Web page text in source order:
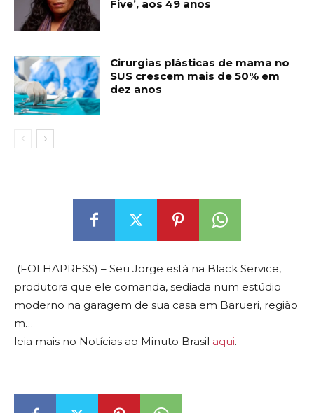
Five’, aos 49 anos
Cirurgias plásticas de mama no
SUS crescem mais de 50% em
dez anos
(FOLHAPRESS) – Seu Jorge está na Black Service,
produtora que ele comanda, sediada num estúdio
moderno na garagem de sua casa em Barueri, região
m…
leia mais no Notícias ao Minuto Brasil aqui.